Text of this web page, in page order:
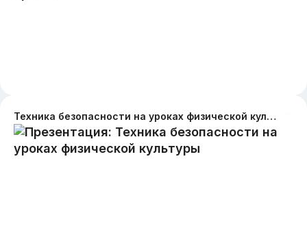
Техника безопасности на уроках физической культуры